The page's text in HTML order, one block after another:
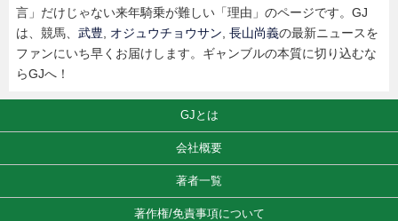
言」だけじゃない来年騎乗が難しい「理由」のページです。GJ
は、競馬、 武豊 オジュウチョウサン 長山尚義の最新ニュースを
ファンにいち早くお届けします。ギャンブルの本質に切り込むな
らGJへ！
GJとは
会社概要
著者一覧
著作権/免責事項について